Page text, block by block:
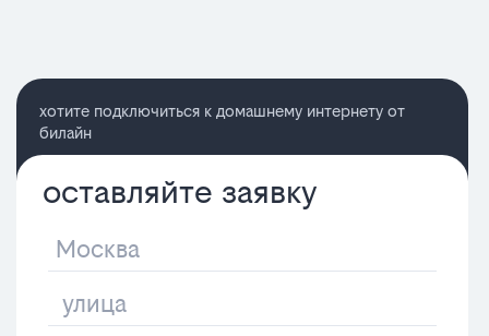
хотите подключиться к домашнему интернету от
билайн
оставляйте заявку